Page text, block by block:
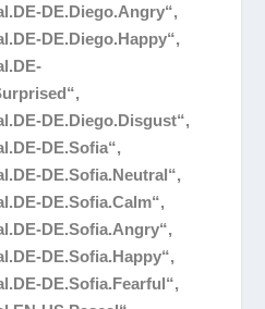
DE.Diego.Angry“,
DE.Diego.Happy“,
DE.Diego.Disgust“,
DE.Sofia“,
DE.Sofia.Neutral“,
DE.Sofia.Calm“,
DE.Sofia.Angry“,
DE.Sofia.Happy“,
DE.Sofia.Fearful“,